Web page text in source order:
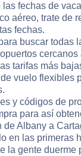
las fechas de
aéreo, trate de
fechas.
buscar todas
tarifas más
vuelo flexibles
y códigos de
para así
de Albany a
en las primeras
la gente duerme